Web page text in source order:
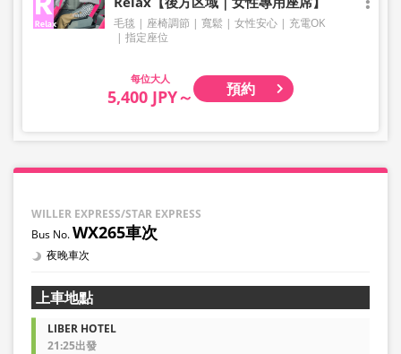
毛毯 座椅調節 寬鬆 女性安心
充電OK
指定座位
大人
5,400 JPY～ 預約
WILLER EXPRESS/STAR EXPRESS
WX265車次
夜晚車次
上車地點
LIBER HOTEL
21:25出發